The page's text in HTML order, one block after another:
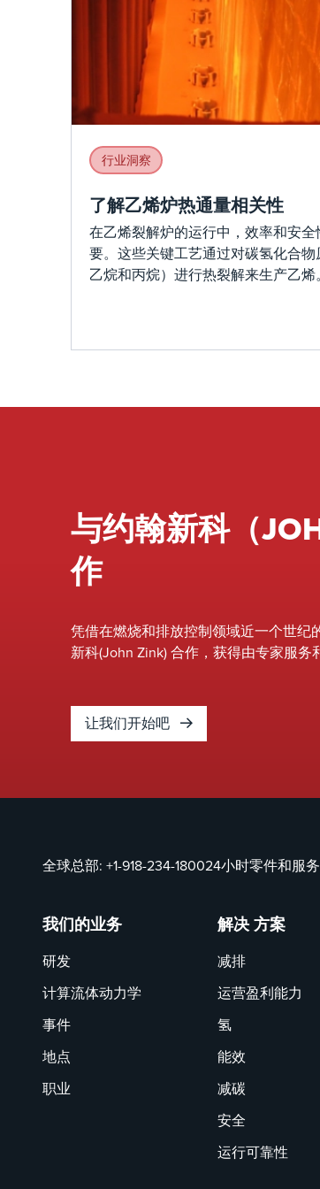
行业洞察
了解乙烯炉热通量相关性
在乙烯裂解炉的运行中，效率和安
要。这些关键工艺通过对碳氢化合物
乙烷和丙烷）进行热裂解来生产乙烯
与约翰新科（
作
凭借在燃烧和排放控制领域近一个世纪
新科(John Zink) 合作，获得由专家服务
让我们开始吧
全球总部: +1-918-234-180024小时零件和服
我们的业务
研发
计算流体动力学
事件
地点
职业
解决 方案
减排
运营盈利能力
氢
能效
减碳
安全
运行可靠性